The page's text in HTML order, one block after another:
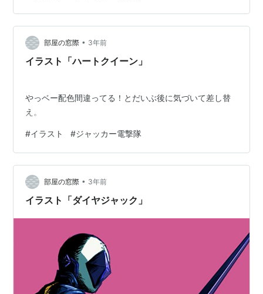
部屋の窓際 • 3年前
イラスト「ハートクイーン」
やっベー配色間違ってる！とだいぶ後に気づいて差し替
え。
#イラスト #ジャッカー電撃隊
部屋の窓際 • 3年前
イラスト「ダイヤジャック」